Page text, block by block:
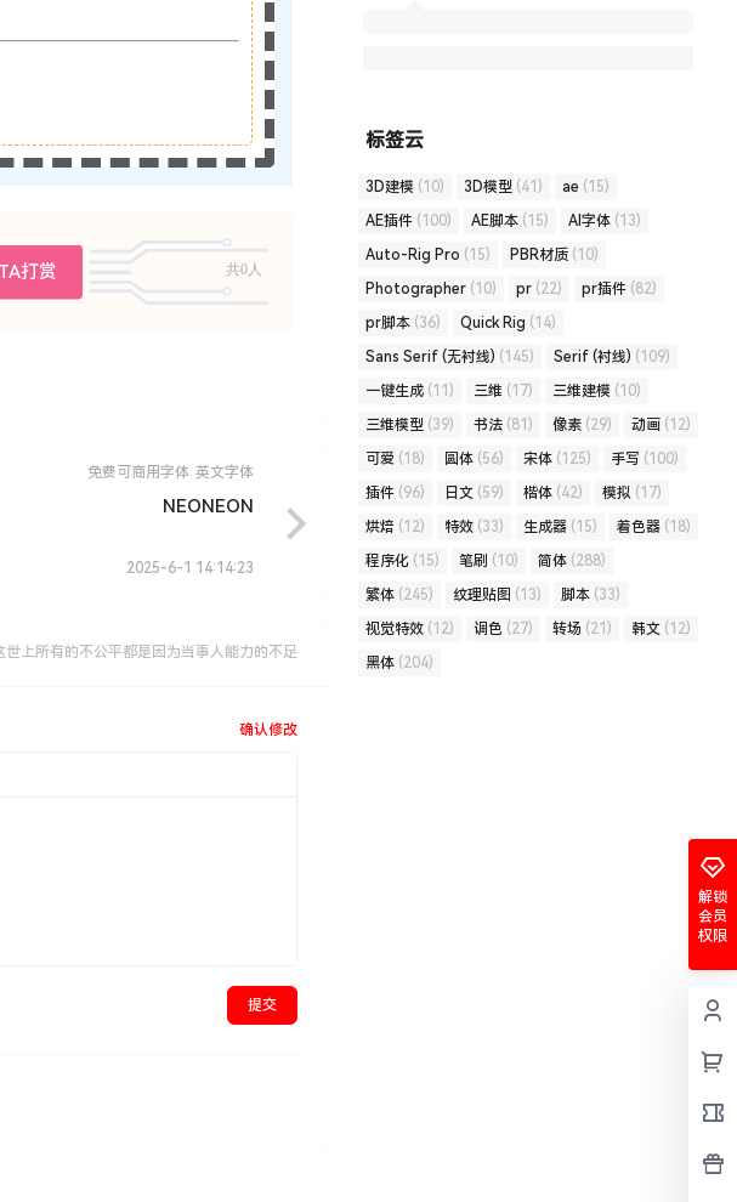
打赏
共0人
免费可商用字体 英文字体
NEONEON
2025-6-1 14:14:23
世上所有的不公平都是因为当事人能力的不足
确认修改
提交
标签云
3D建模 (10) 3D模型 (41) ae (15)
AE插件 (100) AE脚本 (15) AI字体 (13)
Auto-Rig Pro (15) PBR材质 (10)
Photographer (10) pr (22) pr插件 (82)
pr脚本 (36) Quick Rig (14)
Sans Serif (无衬线) (145) Serif (衬线) (109)
一键生成 (11) 三维 (17) 三维建模 (10)
三维模型 (39) 书法 (81) 像素 (29) 动画 (12)
可爱 (18) 圆体 (56) 宋体 (125) 手写 (100)
插件 (96) 日文 (59) 楷体 (42) 模拟 (17)
烘焙 (12) 特效 (33) 生成器 (15) 着色器 (18)
程序化 (15) 笔刷 (10) 简体 (288)
繁体 (245) 纹理贴图 (13) 脚本 (33)
视觉特效 (12) 调色 (27) 转场 (21) 韩文 (12)
黑体 (204)
解锁
会员
权限